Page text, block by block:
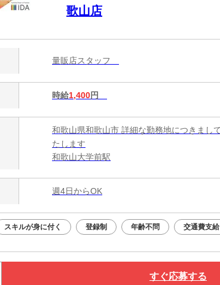
歌山店
量販店スタッフ
時給1,400円
和歌山県和歌山市 詳細な勤務地につきまし
たします
和歌山大学前駅
週4日からOK
スキルが身に付く 登録制 年齢不問 交通費支給
すぐ応募する